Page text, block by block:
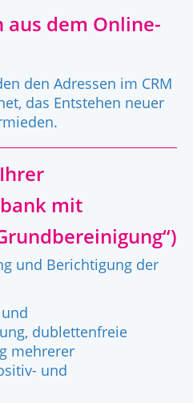
aus dem Online-
den Adressen im CRM
das Entstehen neuer
mit
und Berichtigung der
dublettenfreie
mehrerer
und